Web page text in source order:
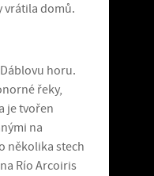
vrátila domů.
horu.
řeky,
je tvořen
na
několika stech
Río Arcoiris